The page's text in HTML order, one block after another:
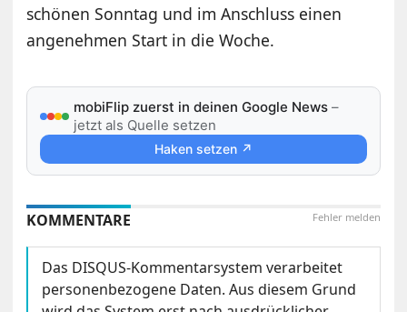
schönen Sonntag und im Anschluss einen
angenehmen Start in die Woche.
mobiFlip zuerst in deinen Google News –
jetzt als Quelle setzen
Haken setzen ↗
Fehler melden
KOMMENTARE
Das DISQUS-Kommentarsystem verarbeitet
personenbezogene Daten. Aus diesem Grund